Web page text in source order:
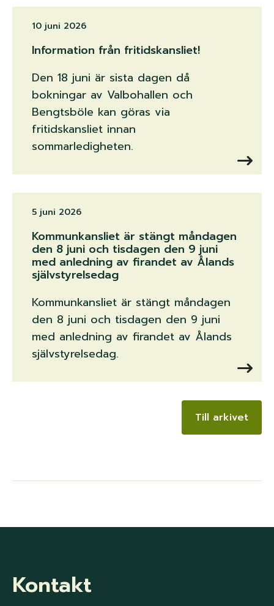
10 juni 2026
Information från fritidskansliet!
Den 18 juni är sista dagen då
bokningar av Valbohallen och
Bengtsböle kan göras via
fritidskansliet innan
sommarledigheten.
5 juni 2026
Kommunkansliet är stängt måndagen
den 8 juni och tisdagen den 9 juni
med anledning av firandet av Ålands
självstyrelsedag
Kommunkansliet är stängt måndagen
den 8 juni och tisdagen den 9 juni
med anledning av firandet av Ålands
självstyrelsedag.
Till arkivet
Kontakt